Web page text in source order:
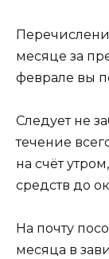
месяце за
феврале вы
Следует не
течение
на счёт
средств до
​На почту
месяца в